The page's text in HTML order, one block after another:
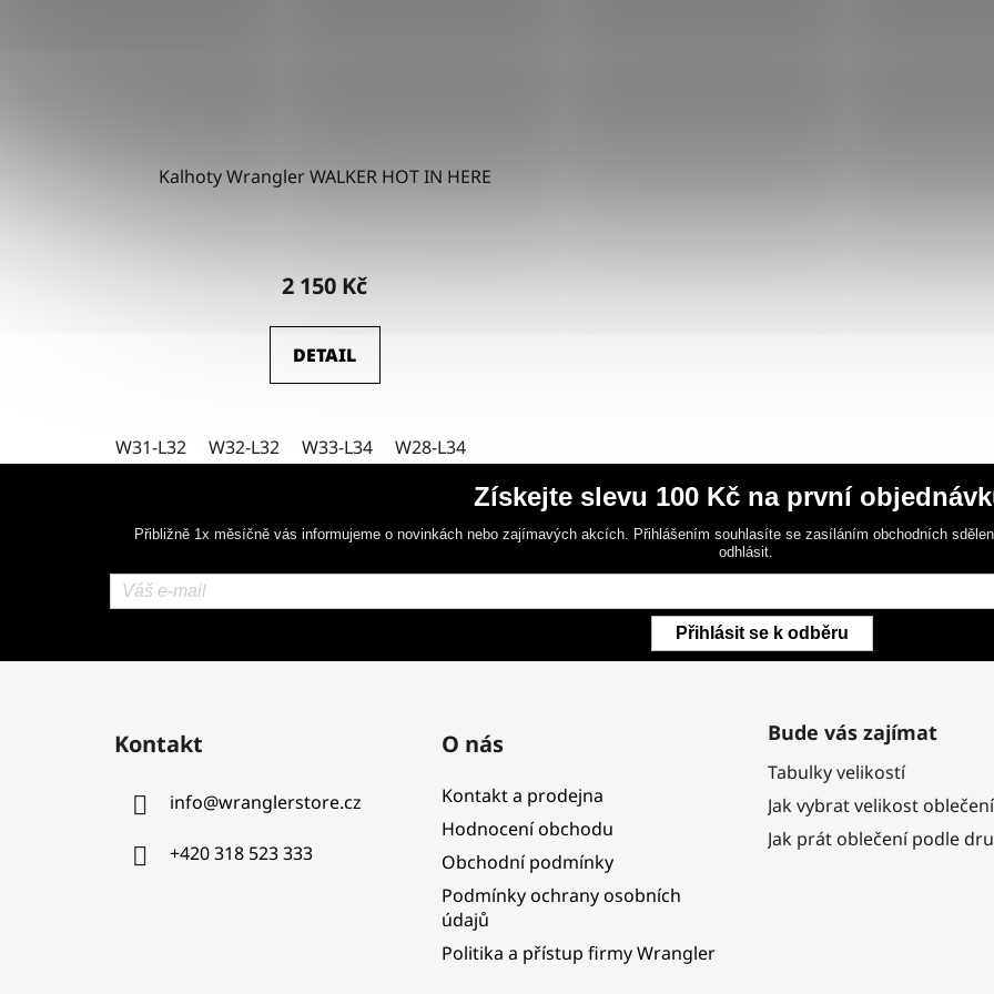
Kalhoty Wrangler WALKER HOT IN HERE
2 150 Kč
DETAIL
W31-L32 W32-L32 W33-L34 W28-L34
Získejte slevu 100 Kč na první
Přibližně 1x měsíčně vás informujeme o novinkách nebo zajímavých akcích. Přihlášením souhlasíte se zasíláním obchodních
odhlásit.
Přihlásit se k odběru
Kontakt
info@wranglerstore.cz
+420 318 523 333
O nás
Kontakt a prodejna
Hodnocení obchodu
Obchodní podmínky
Podmínky ochrany osobních
údajů
Politika a přístup firmy Wrangler
Bude vás zajímat
Tabulky velikostí
Jak vybrat velikost oblečení
Jak prát oblečení podle